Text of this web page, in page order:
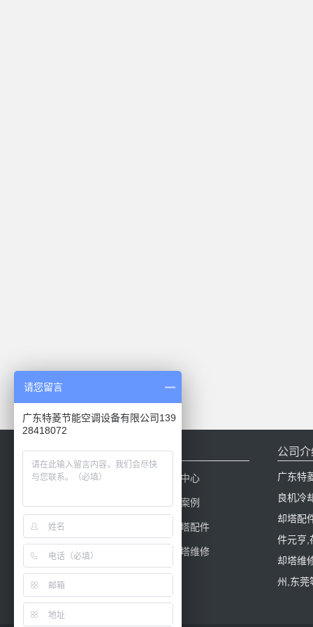
网站导航
网站首页 新闻中心
工程案例
冷却塔配件
冷却塔填料 冷却塔维修
公司
广东特
良机冷
却塔配
件元亨,
却塔维
州,东莞
请您留言
广东特菱节能空调设备有限公司139
28418072